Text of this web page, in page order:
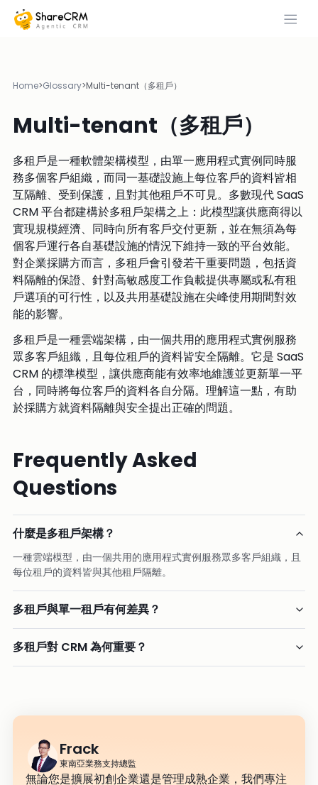
Home>Glossary>Multi-tenant（多租戶）
Multi-tenant（多租戶）
多租戶是一種軟體架構模型，由單一應用程式實例同時服
務多個客戶組織，而同一基礎設施上每位客戶的資料皆相
互隔離、受到保護，且對其他租戶不可見。多數現代 SaaS
CRM 平台都建構於多租戶架構之上：此模型讓供應商得以
實現規模經濟、同時向所有客戶交付更新，並在無須為每
個客戶運行各自基礎設施的情況下維持一致的平台效能。
對企業採購方而言，多租戶會引發若干重要問題，包括資
料隔離的保證、針對高敏感度工作負載提供專屬或私有租
戶選項的可行性，以及共用基礎設施在尖峰使用期間對效
能的影響。
多租戶是一種雲端架構，由一個共用的應用程式實例服務
眾多客戶組織，且每位租戶的資料皆安全隔離。它是 SaaS
CRM 的標準模型，讓供應商能有效率地維護並更新單一平
台，同時將每位客戶的資料各自分隔。理解這一點，有助
於採購方就資料隔離與安全提出正確的問題。
Frequently Asked
Questions
什麼是多租戶架構？
一種雲端模型，由一個共用的應用程式實例服務眾多客戶組織，且
每位租戶的資料皆與其他租戶隔離。
多租戶與單一租戶有何差異？
多租戶對 CRM 為何重要？
Frack
東南亞業務支持總監
無論您是擴展初創企業還是管理成熟企業，我們專注